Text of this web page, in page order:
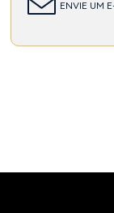
ENVIE UM